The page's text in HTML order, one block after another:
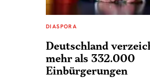
DIASPORA
Deutschland
mehr als 332.000
Einbürgerungen